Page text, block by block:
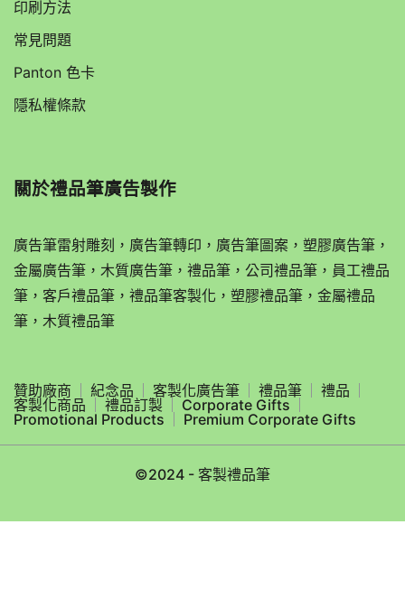
印刷方法
常見問題
Panton 色卡
隱私權條款
關於禮品筆廣告製作
廣告筆雷射雕刻，廣告筆轉印，廣告筆圖案，塑膠廣告筆，
金屬廣告筆，木質廣告筆，禮品筆，公司禮品筆，員工禮品
筆，客戶禮品筆，禮品筆客製化，塑膠禮品筆，金屬禮品
筆，木質禮品筆
贊助廠商 紀念品 客製化廣告筆 禮品筆
禮品
客製化商品
禮品訂製
Corporate Gifts
Promotional Products
Premium Corporate Gifts
©2024 - 客製禮品筆